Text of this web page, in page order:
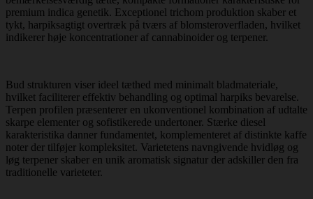
premium indica genetik. Exceptionel trichom produktion skaber et
tykt, harpiksagtigt overtræk på tværs af blomsteroverfladen, hvilket
indikerer høje koncentrationer af cannabinoider og terpener.
Bud strukturen viser ideel tæthed med minimalt bladmateriale,
hvilket faciliterer effektiv behandling og optimal harpiks bevarelse.
Terpen profilen præsenterer en ukonventionel kombination af udtalte
skarpe elementer og sofistikerede undertoner. Stærke diesel
karakteristika danner fundamentet, komplementeret af distinkte kaffe
noter der tilføjer kompleksitet. Varietetens navngivende hvidløg og
løg terpener skaber en unik aromatisk signatur der adskiller den fra
traditionelle varieteter.